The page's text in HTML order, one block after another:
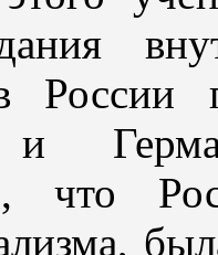
России
и
что